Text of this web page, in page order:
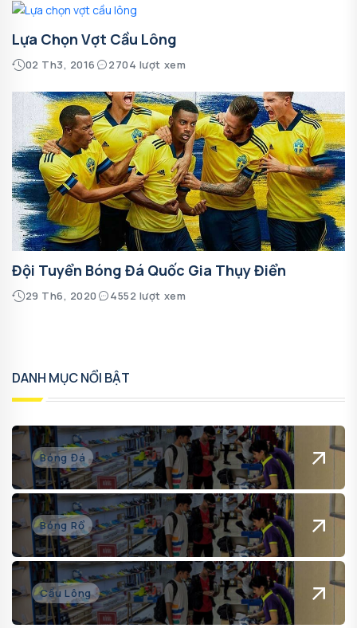
Lựa Chọn Vợt Cầu Lông
02 Th3, 2016 2704 lượt xem
Đội Tuyển Bóng Đá Quốc Gia Thụy Điển
29 Th6, 2020 4552 lượt xem
DANH MỤC NỔI BẬT
Bóng Đá
Bóng Rổ
Cầu Lông